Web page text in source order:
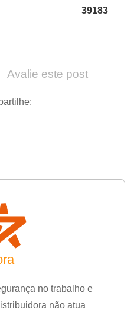
39183
Avalie este post
no trabalho e
não atua